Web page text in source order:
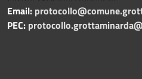
Email:
PEC: